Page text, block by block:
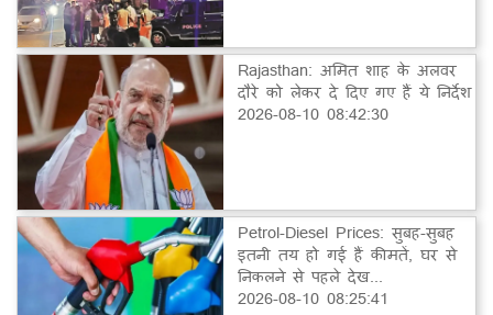
Rajasthan: अमित शाह के अलवर
दौरे को लेकर दे दिए गए हैं ये निर्देश
2026-08-10 08:42:30
Petrol-Diesel Prices: सुबह-सुबह
इतनी तय हो गई हैं कीमतें, घर से
निकलने से पहले देख...
2026-08-10 08:25:41